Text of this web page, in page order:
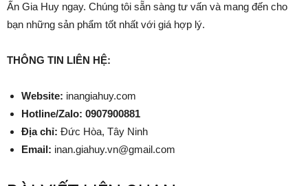
Ấn Gia Huy ngay. Chúng tôi sẵn sàng tư vấn và mang đến cho
bạn những sản phẩm tốt nhất với giá hợp lý.
THÔNG TIN LIÊN HỆ:
Website: inangiahuy.com
Hotline/Zalo: 0907900881
Địa chỉ: Đức Hòa, Tây Ninh
Email: inan.giahuy.vn@gmail.com